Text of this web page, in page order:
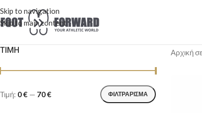
Skip to navigation
Skip to main content
ΤΙΜΉ
ΦΙΛΤΡΆΡΙΣΜΑ
Τιμή: 0 € — 70 €
Αρχική